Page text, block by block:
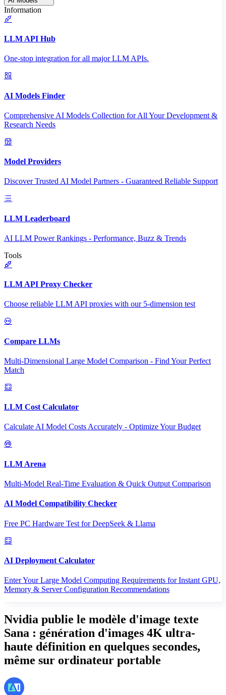
Information
LLM API Hub
One-stop integration for all major LLM APIs.
AI Models Finder
Comprehensive AI Models Collection for All Your Development &
Research Needs
Model Providers
Discover Trusted AI Model Partners - Guaranteed Reliable Support
LLM Leaderboard
AI LLM Power Rankings - Performance, Buzz & Trends
Tools
LLM API Proxy Checker
Choose reliable LLM API proxies with our 5-dimension test
Compare LLMs
Multi-Dimensional Large Model Comparison - Find Your Perfect
Match
LLM Cost Calculator
Calculate AI Model Costs Accurately - Optimize Your Budget
LLM Arena
Multi-Model Real-Time Evaluation & Quick Output Comparison
AI Model Compatibility Checker
Free PC Hardware Test for DeepSeek & Llama
AI Deployment Calculator
Enter Your Large Model Computing Requirements for Instant GPU,
Memory & Server Configuration Recommendations
Nvidia publie le modèle d'image texte
Sana : génération d'images 4K ultra-
haute définition en quelques secondes,
même sur ordinateur portable